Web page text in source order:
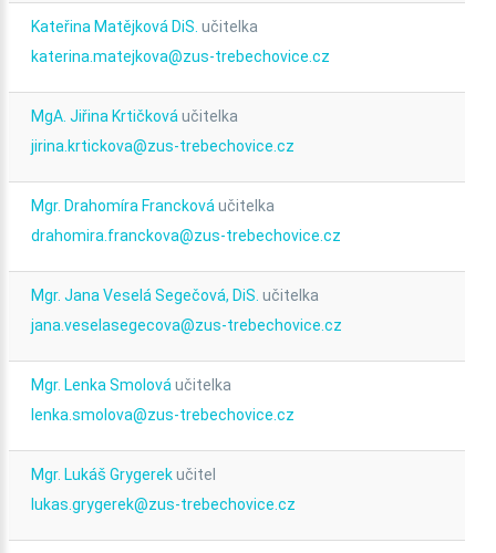
Kateřina Matějková DiS. učitelka
katerina.matejkova@zus-trebechovice.cz
MgA. Jiřina Krtičková učitelka
jirina.krtickova@zus-trebechovice.cz
Mgr. Drahomíra Francková učitelka
drahomira.franckova@zus-trebechovice.cz
Mgr. Jana Veselá Segečová, DiS. učitelka
jana.veselasegecova@zus-trebechovice.cz
Mgr. Lenka Smolová učitelka
lenka.smolova@zus-trebechovice.cz
Mgr. Lukáš Grygerekučitel
lukas.grygerek@zus-trebechovice.cz